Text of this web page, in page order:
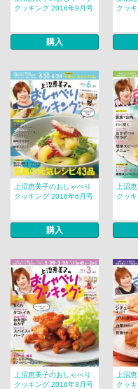
クッキング 2016年9月号
購入
クッ
上沼恵美子のおしゃべり
クッキング 2016年6月号
購入
上沼
クッ
上沼恵美子のおしゃべり
クッキング 2016年3月号
上沼
クッ